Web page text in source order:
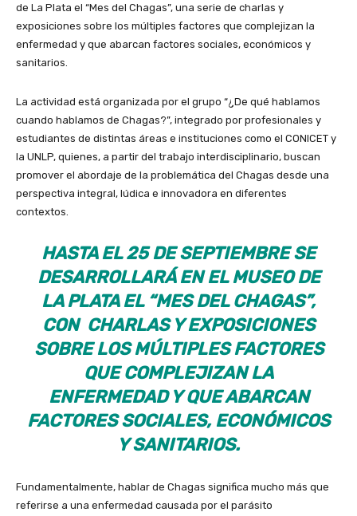
de La Plata el “Mes del Chagas”, una serie de charlas y
exposiciones sobre los múltiples factores que complejizan la
enfermedad y que abarcan factores sociales, económicos y
sanitarios.
La actividad está organizada por el grupo “¿De qué hablamos
cuando hablamos de Chagas?”, integrado por profesionales y
estudiantes de distintas áreas e instituciones como el CONICET y
la UNLP, quienes, a partir del trabajo interdisciplinario, buscan
promover el abordaje de la problemática del Chagas desde una
perspectiva integral, lúdica e innovadora en diferentes
contextos.
HASTA EL 25 DE SEPTIEMBRE SE
DESARROLLARÁ EN EL MUSEO DE
LA PLATA EL “MES DEL CHAGAS”,
CON CHARLAS Y EXPOSICIONES
SOBRE LOS MÚLTIPLES FACTORES
QUE COMPLEJIZAN LA
ENFERMEDAD Y QUE ABARCAN
FACTORES SOCIALES, ECONÓMICOS
Y SANITARIOS.
Fundamentalmente, hablar de Chagas significa mucho más que
referirse a una enfermedad causada por el parásito